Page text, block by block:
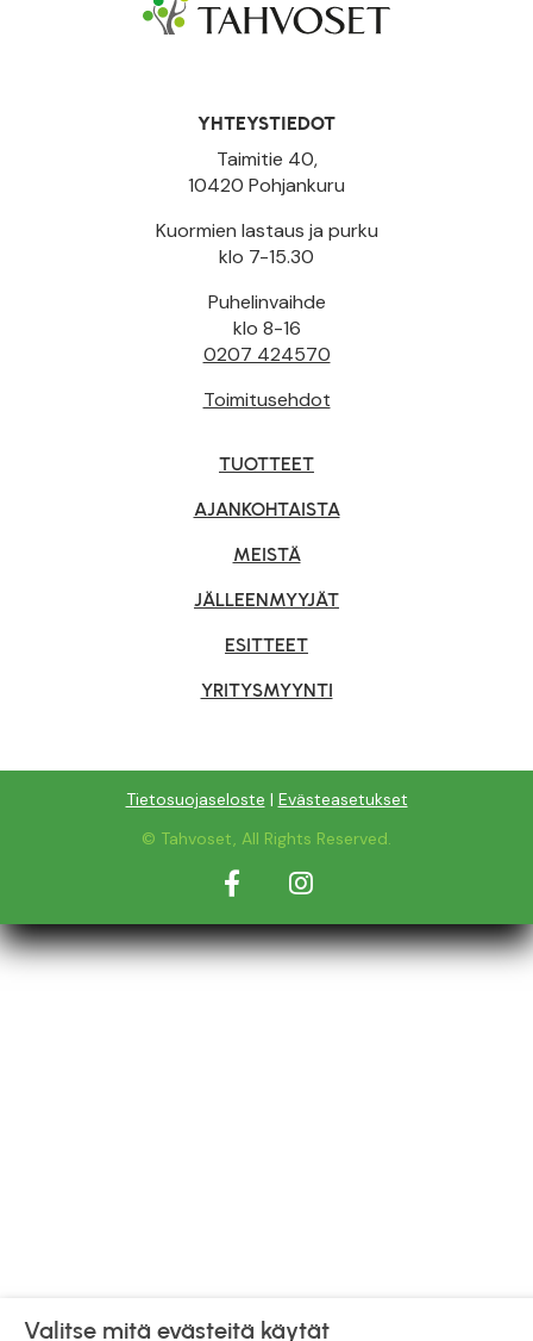
YHTEYSTIEDOT
Taimitie 40,
10420 Pohjankuru
Kuormien lastaus ja purku
klo 7-15.30
Puhelinvaihde
klo 8-16
0207 424570
Toimitusehdot
TUOTTEET
AJANKOHTAISTA
MEISTÄ
JÄLLEENMYYJÄT
ESITTEET
YRITYSMYYNTI
Tietosuojaseloste | Evästeasetukset
© Tahvoset, All Rights Reserved.
Facebook
Valitse mitä evästeitä käytät